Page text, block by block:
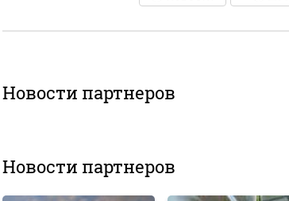
Новости партнеров
Новости партнеров